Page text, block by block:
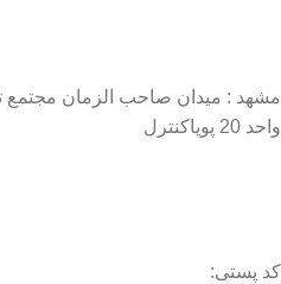
مشهد : میدان صاحب الزمان
واحد 20 پویاکنترل
کد پستی: